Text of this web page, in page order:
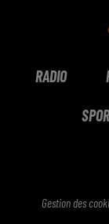
RADIO
Gestion des